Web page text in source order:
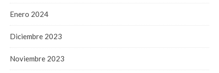
Enero 2024
Diciembre 2023
Noviembre 2023